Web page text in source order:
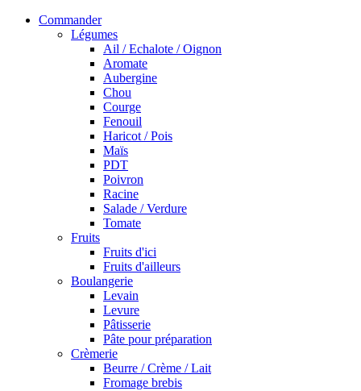
Commander
Légumes
Ail / Echalote / Oignon
Aromate
Aubergine
Chou
Courge
Fenouil
Haricot / Pois
Maïs
PDT
Poivron
Racine
Salade / Verdure
Tomate
Fruits
Fruits d'ici
Fruits d'ailleurs
Boulangerie
Levain
Levure
Pâtisserie
Pâte pour préparation
Crèmerie
Beurre / Crème / Lait
Fromage brebis